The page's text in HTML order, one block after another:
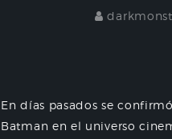
En días pasados se
Batman en el universo